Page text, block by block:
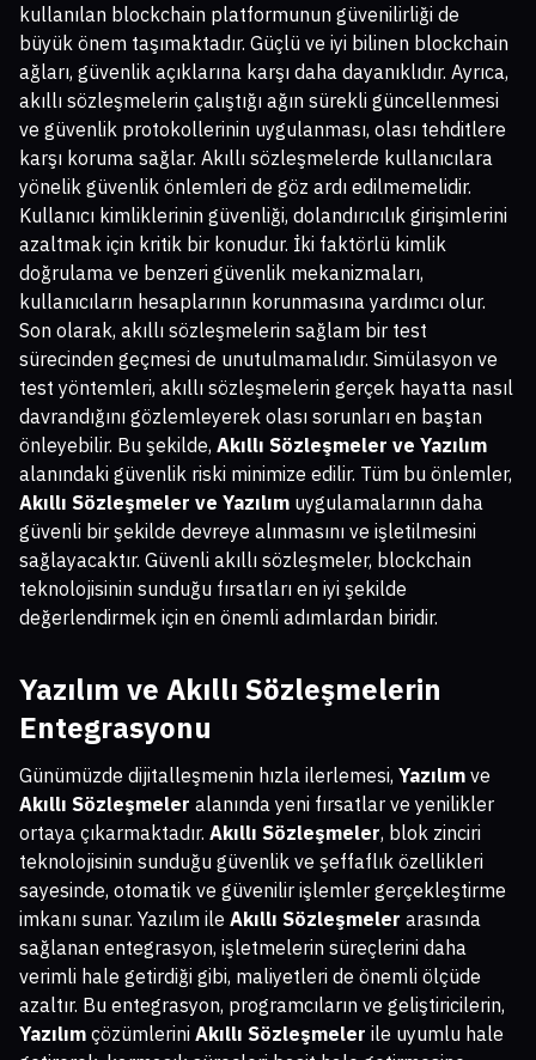
kullanılan blockchain platformunun güvenilirliği de
büyük önem taşımaktadır. Güçlü ve iyi bilinen blockchain
ağları, güvenlik açıklarına karşı daha dayanıklıdır. Ayrıca,
akıllı sözleşmelerin çalıştığı ağın sürekli güncellenmesi
ve güvenlik protokollerinin uygulanması, olası tehditlere
karşı koruma sağlar. Akıllı sözleşmelerde kullanıcılara
yönelik güvenlik önlemleri de göz ardı edilmemelidir.
Kullanıcı kimliklerinin güvenliği, dolandırıcılık girişimlerini
azaltmak için kritik bir konudur. İki faktörlü kimlik
doğrulama ve benzeri güvenlik mekanizmaları,
kullanıcıların hesaplarının korunmasına yardımcı olur.
Son olarak, akıllı sözleşmelerin sağlam bir test
sürecinden geçmesi de unutulmamalıdır. Simülasyon ve
test yöntemleri, akıllı sözleşmelerin gerçek hayatta nasıl
davrandığını gözlemleyerek olası sorunları en baştan
önleyebilir. Bu şekilde, Akıllı Sözleşmeler ve Yazılım
alanındaki güvenlik riski minimize edilir. Tüm bu önlemler,
Akıllı Sözleşmeler ve Yazılım uygulamalarının daha
güvenli bir şekilde devreye alınmasını ve işletilmesini
sağlayacaktır. Güvenli akıllı sözleşmeler, blockchain
teknolojisinin sunduğu fırsatları en iyi şekilde
değerlendirmek için en önemli adımlardan biridir.
Yazılım ve Akıllı Sözleşmelerin
Entegrasyonu
Günümüzde dijitalleşmenin hızla ilerlemesi, Yazılım ve
Akıllı Sözleşmeler alanında yeni fırsatlar ve yenilikler
ortaya çıkarmaktadır. Akıllı Sözleşmeler, blok zinciri
teknolojisinin sunduğu güvenlik ve şeffaflık özellikleri
sayesinde, otomatik ve güvenilir işlemler gerçekleştirme
imkanı sunar. Yazılım ile Akıllı Sözleşmeler arasında
sağlanan entegrasyon, işletmelerin süreçlerini daha
verimli hale getirdiği gibi, maliyetleri de önemli ölçüde
azaltır. Bu entegrasyon, programcıların ve geliştiricilerin,
Yazılım çözümlerini Akıllı Sözleşmeler ile uyumlu hale